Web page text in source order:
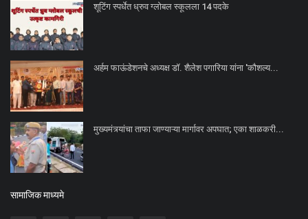
शूटिंग स्पर्धेत ध्रुव ग्लोबल स्कूलला 14 पदके
अर्हम फाऊंडेशनचे अध्यक्ष डॉ. शैलेश पगारिया यांना 'कौशल्य...
मुख्यमंत्र्यांचा ताफा जाण्याऱ्या मार्गावर अपघात; एका शाळकरी...
सामाजिक माध्यमे